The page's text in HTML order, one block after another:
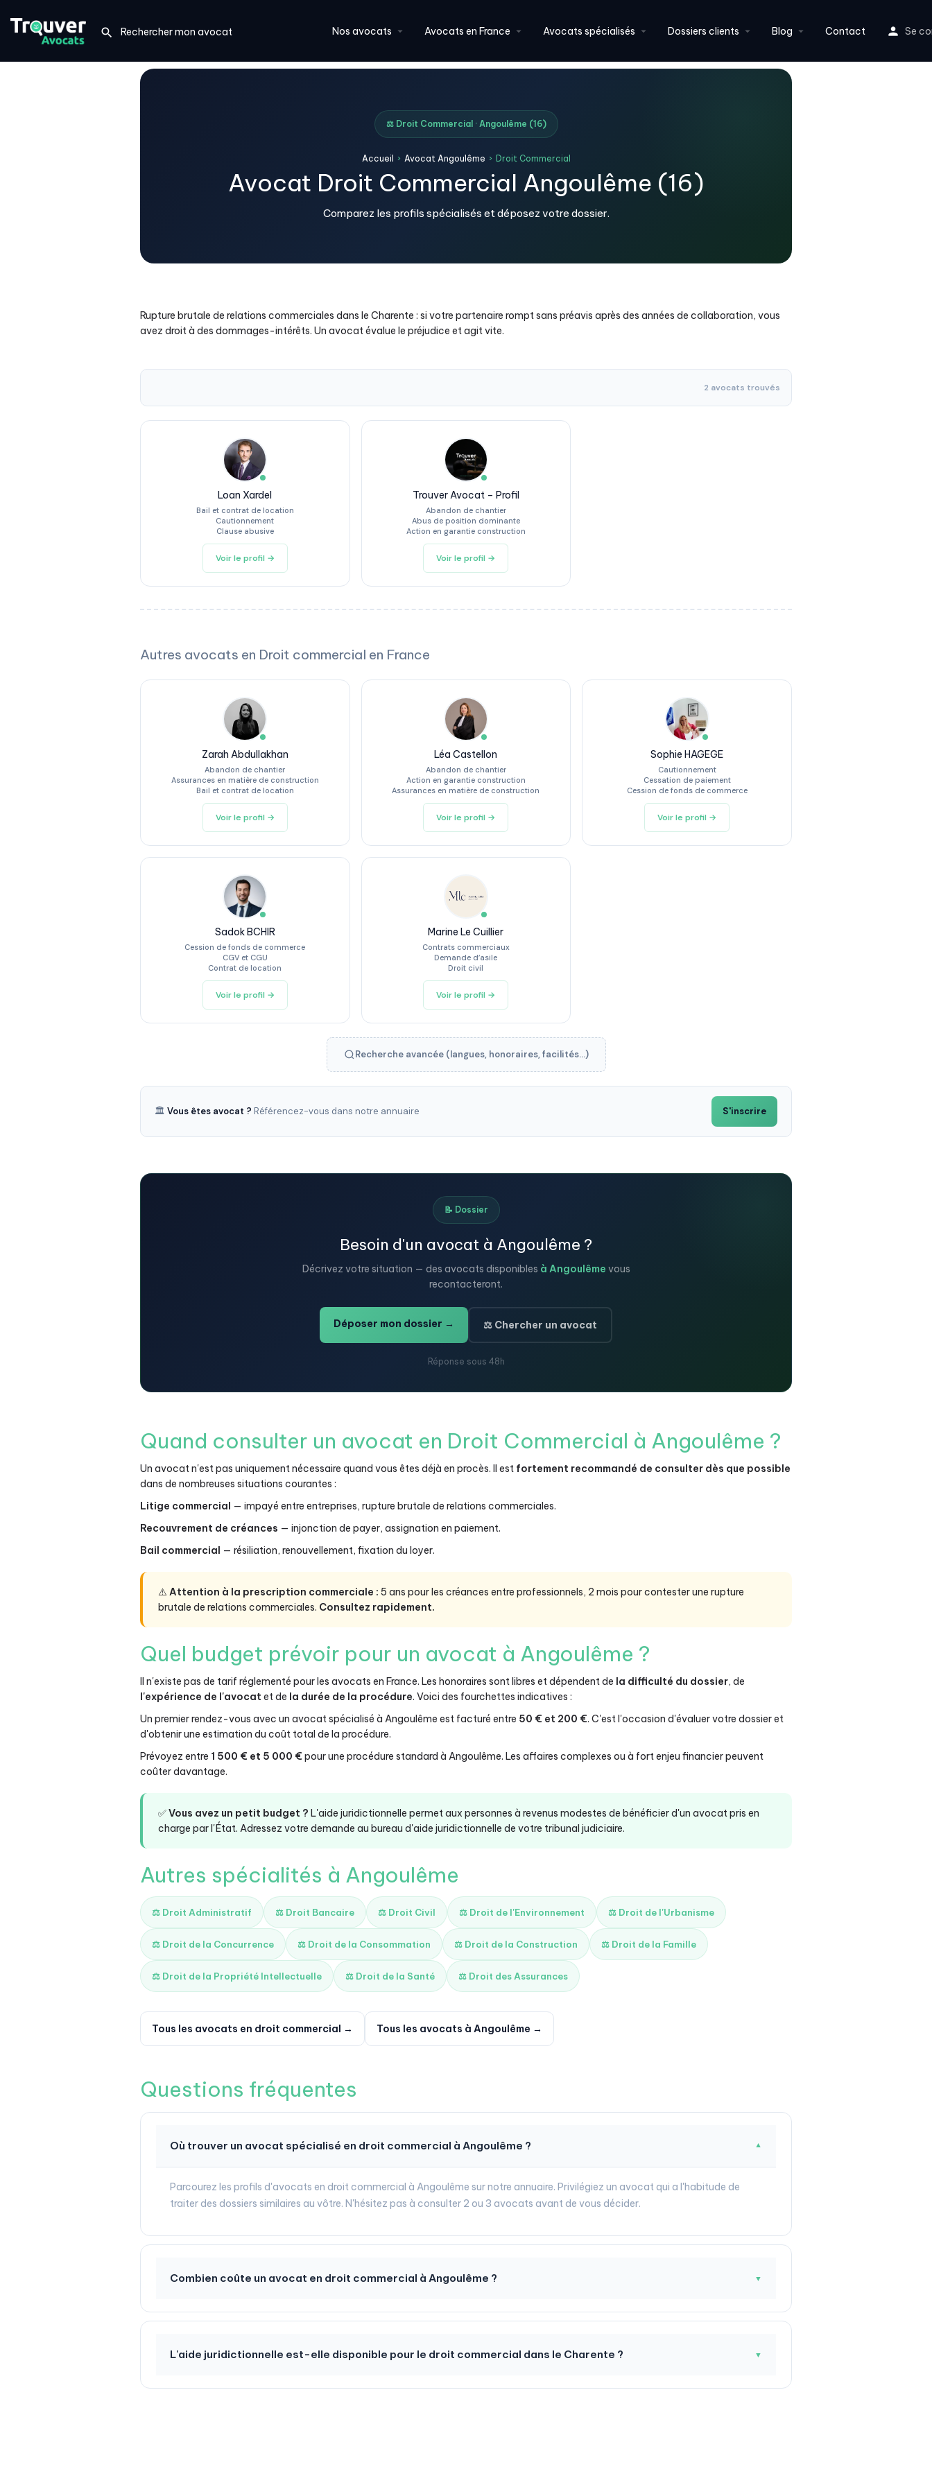
Nos avocats Avocats en France Avocats spécialisés Dossiers clients Blog Contact Se
⚖️ Droit Commercial · Angoulême (16)
Accueil › Avocat Angoulême › Droit Commercial
Avocat Droit Commercial Angoulême (16)
Comparez les profils spécialisés et déposez votre dossier.
Rupture brutale de relations commerciales dans le Charente : si votre partenaire rompt sans préavis après des années de collaboration, vous
avez droit à des dommages-intérêts. Un avocat évalue le préjudice et agit vite.
2 avocats trouvés
Loan Xardel
Bail et contrat de location
Cautionnement
Clause abusive
Voir le profil →
Trouver Avocat – Profil
Abandon de chantier
Abus de position dominante
Action en garantie construction
Voir le profil →
Autres avocats en Droit commercial en France
Zarah Abdullakhan
Abandon de chantier
Assurances en matière de construction
Bail et contrat de location
Voir le profil →
Léa Castellon
Abandon de chantier
Action en garantie construction
Assurances en matière de construction
Voir le profil →
Sophie HAGEGE
Cautionnement
Cessation de paiement
Cession de fonds de commerce
Voir le profil →
Sadok BCHIR
Cession de fonds de commerce
CGV et CGU
Contrat de location
Voir le profil →
Marine Le Cuillier
Contrats commerciaux
Demande d’asile
Droit civil
Voir le profil →
Recherche avancée (langues, honoraires, facilités...)
🏛️ Vous êtes avocat ? Référencez-vous dans notre annuaire S'inscrire
📝 Dossier
Besoin d'un avocat à Angoulême ?
Décrivez votre situation — des avocats disponibles à Angoulême vous
recontacteront.
Déposer mon dossier → ⚖️ Chercher un avocat
Réponse sous 48h
Quand consulter un avocat en Droit Commercial à Angoulême ?
Un avocat n'est pas uniquement nécessaire quand vous êtes déjà en procès. Il est fortement recommandé de consulter dès que possible
dans de nombreuses situations courantes :
Litige commercial — impayé entre entreprises, rupture brutale de relations commerciales.
Recouvrement de créances — injonction de payer, assignation en paiement.
Bail commercial — résiliation, renouvellement, fixation du loyer.
⚠️ Attention à la prescription commerciale : 5 ans pour les créances entre professionnels, 2 mois pour contester une rupture
brutale de relations commerciales. Consultez rapidement.
Quel budget prévoir pour un avocat à Angoulême ?
Il n'existe pas de tarif réglementé pour les avocats en France. Les honoraires sont libres et dépendent de la difficulté du dossier, de
l'expérience de l'avocat et de la durée de la procédure. Voici des fourchettes indicatives :
Un premier rendez-vous avec un avocat spécialisé à Angoulême est facturé entre 50 € et 200 €. C'est l'occasion d'évaluer votre dossier et
d'obtenir une estimation du coût total de la procédure.
Prévoyez entre 1 500 € et 5 000 € pour une procédure standard à Angoulême. Les affaires complexes ou à fort enjeu financier peuvent
coûter davantage.
✅Vous avez un petit budget ? L'aide juridictionnelle permet aux personnes à revenus modestes de bénéficier d'un avocat pris en
charge par l'État. Adressez votre demande au bureau d'aide juridictionnelle de votre tribunal judiciaire.
Autres spécialités à Angoulême
⚖️ Droit Administratif ⚖️ Droit Bancaire ⚖️ Droit Civil ⚖️ Droit de l'Environnement ⚖️ Droit de l'Urbanisme
⚖️ Droit de la Concurrence ⚖️ Droit de la Consommation ⚖️ Droit de la Construction ⚖️ Droit de la Famille
⚖️ Droit de la Propriété Intellectuelle ⚖️ Droit de la Santé ⚖️ Droit des Assurances
Tous les avocats en droit commercial → Tous les avocats à Angoulême →
Questions fréquentes
Où trouver un avocat spécialisé en droit commercial à Angoulême ? ▼
Parcourez les profils d'avocats en droit commercial à Angoulême sur notre annuaire. Privilégiez un avocat qui a l'habitude de
traiter des dossiers similaires au vôtre. N'hésitez pas à consulter 2 ou 3 avocats avant de vous décider.
Combien coûte un avocat en droit commercial à Angoulême ? ▼
L'aide juridictionnelle est-elle disponible pour le droit commercial dans le Charente ? ▼